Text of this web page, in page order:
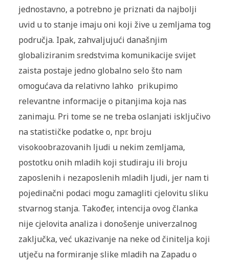
jednostavno, a potrebno je priznati da najbolji
uvid u to stanje imaju oni koji žive u zemljama tog
područja. Ipak, zahvaljujući današnjim
globaliziranim sredstvima komunikacije svijet
zaista postaje jedno globalno selo što nam
omogućava da relativno lahko prikupimo
relevantne informacije o pitanjima koja nas
zanimaju. Pri tome se ne treba oslanjati isključivo
na statističke podatke o, npr. broju
visokoobrazovanih ljudi u nekim zemljama,
postotku onih mladih koji studiraju ili broju
zaposlenih i nezaposlenih mladih ljudi, jer nam ti
pojedinačni podaci mogu zamagliti cjelovitu sliku
stvarnog stanja. Također, intencija ovog članka
nije cjelovita analiza i donošenje univerzalnog
zaključka, već ukazivanje na neke od činitelja koji
utječu na formiranje slike mladih na Zapadu o